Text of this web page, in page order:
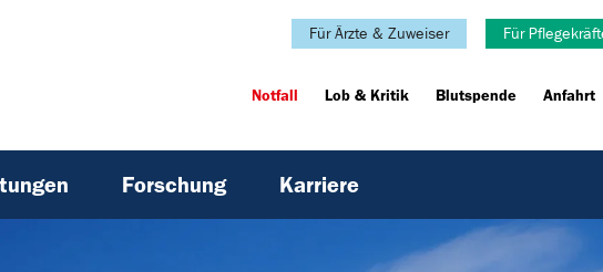
Für Ärzte & Zuweiser Für
Notfall Lob & Kritik Blutspende Anfahrt
Forschung Karriere